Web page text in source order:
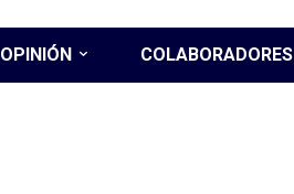
OPINIÓN COLABORADORES